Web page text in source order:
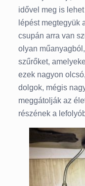
idővel meg is
lépést megtegyük
csupán arra van
olyan
szűrőket,
ezek nagyon
dolgok, mégis
meggátolják az
részének a